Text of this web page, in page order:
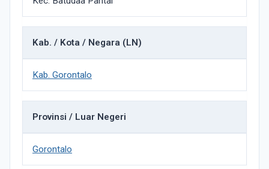
Kab. / Kota / Negara (LN)
Kab. Gorontalo
Provinsi / Luar Negeri
Gorontalo